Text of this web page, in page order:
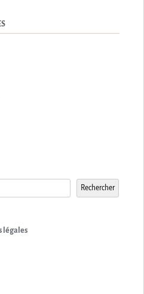
Rechercher
légales